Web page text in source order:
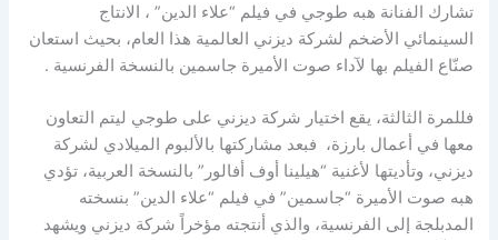
تشارك الفنانة هبه طوجي في فيلم “علاء الدين” ، الانتاج
السينمائي الأضخم لشركة ديزني العالمية هذا العام، بحيث استعان
صنّاع الفيلم بها لآداء صوت الأميرة جاسمين بالنسخة الفرنسية .
فللمرة الثالثة، يقع اختيار شركة ديزني على طوجي ليتم التعاون
معها في أعمال بارزة، فبعد مشاركتها بالألبوم الميلادي لشركة
ديزني، وتأديتها لأغنية “هيلينا أوف أفالور” بالنسخة العربية، تؤدي
هبه صوت الأميرة “جاسمين” في فيلم “علاء الدين” بنسخته
المدبلجة إلى الفرنسية، والذي أنتجته مؤخراً شركة ديزني ويشهد